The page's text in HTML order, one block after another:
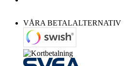
VÅRA BETALALTERNATIV